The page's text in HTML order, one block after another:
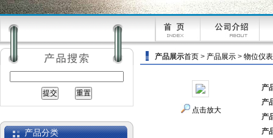
产品分类
产品展示首页 > 产品展示 > 物位仪表
点击放大
产
产
产
产